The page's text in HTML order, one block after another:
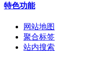
特色功能
网站地图
聚合标签
站内搜索